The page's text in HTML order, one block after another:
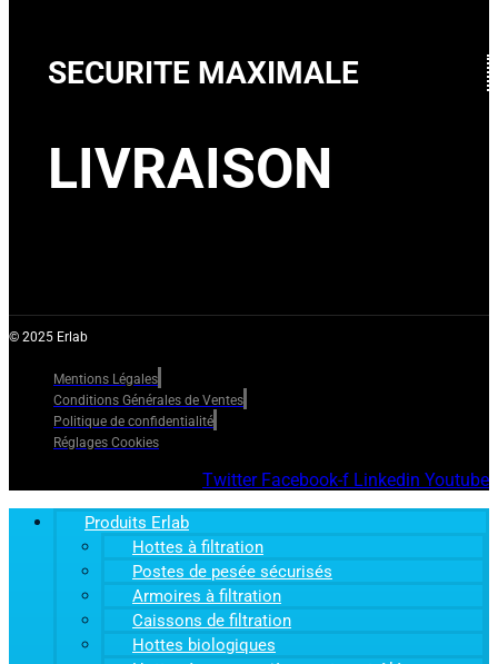
SECURITE MAXIMALE
LIVRAISON
© 2025 Erlab
Mentions Légales
Conditions Générales de Ventes
Politique de confidentialité
Réglages Cookies
Twitter Facebook-f Linkedin Youtube
Produits Erlab
Hottes à filtration
Postes de pesée sécurisés
Armoires à filtration
Caissons de filtration
Hottes biologiques